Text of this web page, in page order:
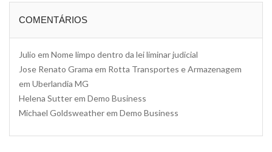
COMENTÁRIOS
Julio em Nome limpo dentro da lei liminar judicial
Jose Renato Grama em Rotta Transportes e Armazenagem
em Uberlandia MG
Helena Sutterem Demo Business
Michael Goldsweatherem Demo Business